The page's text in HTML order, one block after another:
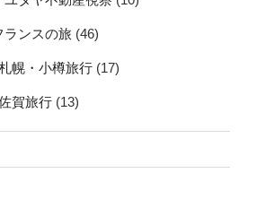
ランスの旅 (46)
幌・小樽旅行 (17)
賀旅行 (13)